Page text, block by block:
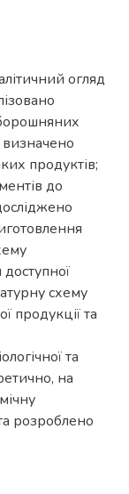
огляд
визначено
продуктів;
до
схему
продукції та
та
на
розроблено